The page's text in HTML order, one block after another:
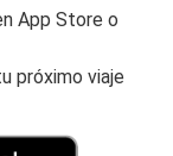
App Store o
próximo viaje